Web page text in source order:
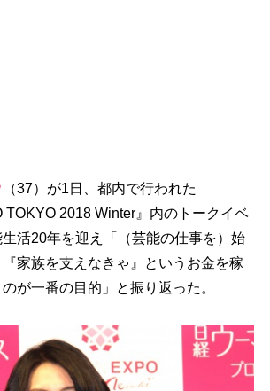
（37）が1日、都内で行われた
TOKYO 2018 Winter』内のトークイベ
活20年を迎え「（芸能の仕事を）始
家族を支えなきゃ』というお金を稼
が一番の目的」と振り返った。